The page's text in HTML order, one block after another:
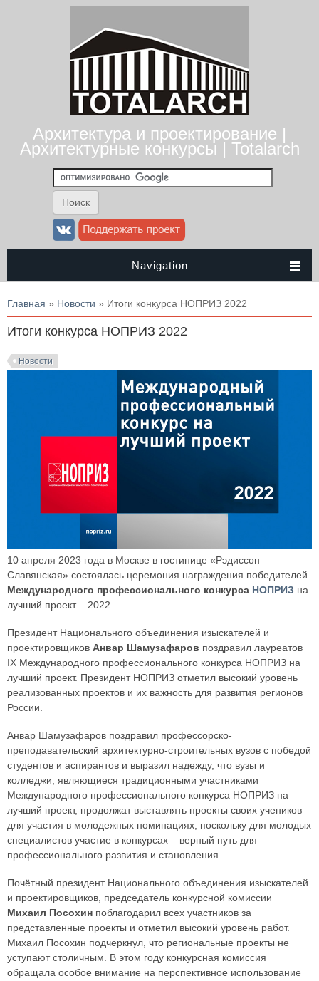
Архитектура и проектирование |
Архитектурные конкурсы | Totalarch
Navigation
Вы здесь
Главная » Новости » Итоги конкурса НОПРИЗ 2022
Итоги конкурса НОПРИЗ 2022
Новости
10 апреля 2023 года в Москве в гостинице «Рэдиссон
Славянская» состоялась церемония награждения победителей
Международного профессионального конкурса НОПРИЗ на
лучший проект – 2022.
Президент Национального объединения изыскателей и
проектировщиков Анвар Шамузафаров поздравил лауреатов
IX Международного профессионального конкурса НОПРИЗ на
лучший проект. Президент НОПРИЗ отметил высокий уровень
реализованных проектов и их важность для развития регионов
России.
Анвар Шамузафаров поздравил профессорско-
преподавательский архитектурно-строительных вузов с победой
студентов и аспирантов и выразил надежду, что вузы и
колледжи, являющиеся традиционными участниками
Международного профессионального конкурса НОПРИЗ на
лучший проект, продолжат выставлять проекты своих учеников
для участия в молодежных номинациях, поскольку для молодых
специалистов участие в конкурсах – верный путь для
профессионального развития и становления.
Почётный президент Национального объединения изыскателей
и проектировщиков, председатель конкурсной комиссии
Михаил Посохин поблагодарил всех участников за
представленные проекты и отметил высокий уровень работ.
Михаил Посохин подчеркнул, что региональные проекты не
уступают столичным. В этом году конкурсная комиссия
обращала особое внимание на перспективное использование